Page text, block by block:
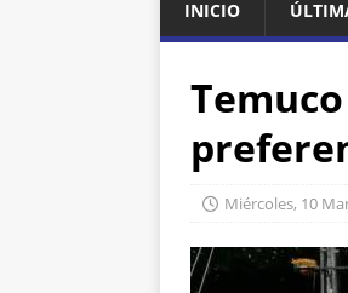
INICIO
Miércoles, 10